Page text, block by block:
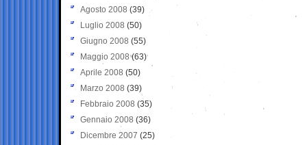
Agosto 2008 (39)
Luglio 2008 (50)
Giugno 2008 (55)
Maggio 2008(63)
Aprile 2008 (50)
Marzo 2008 (39)
Febbraio 2008 (35)
Gennaio 2008 (36)
Dicembre 2007 (25)